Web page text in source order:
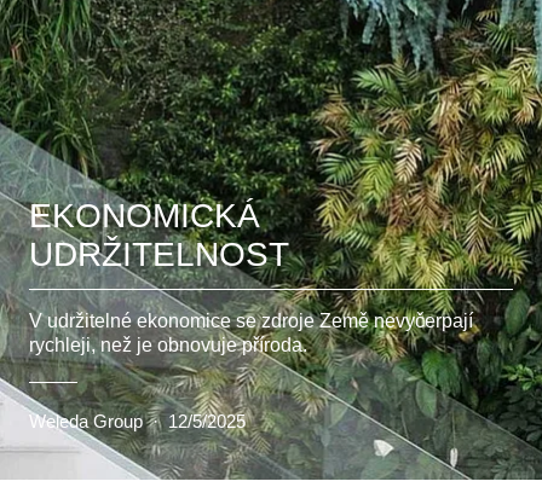
EKONOMICKÁ
UDRŽITELNOST
V udržitelné ekonomice se zdroje Země nevyčerpají
rychleji, než je obnovuje příroda.
Weleda Group · 12/5/2025